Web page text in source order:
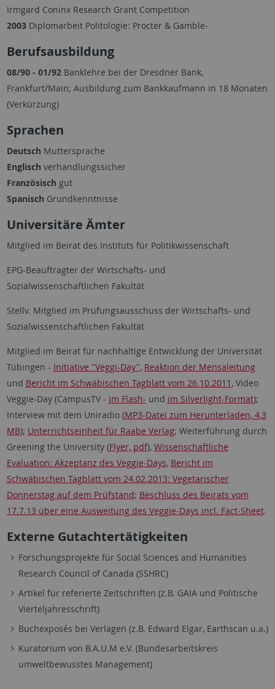
Irmgard Coninx Research Grant Competition
2003Diplomarbeit Politologie: Procter & Gamble-
Berufsausbildung
08/90 - 01/92Banklehre bei der Dresdner Bank,
Frankfurt/Main; Ausbildung zum Bankkaufmann in 18 Monaten
(Verkürzung)
Sprachen
Deutsch Muttersprache
Englisch verhandlungssicher
Französisch gut
Spanisch Grundkenntnisse
Universitäre Ämter
Mitglied im Beirat des Instituts für Politikwissenschaft
EPG-Beauftragter der Wirtschafts- und
Sozialwissenschaftlichen Fakultät
Stellv. Mitglied im Prüfungsausschuss der Wirtschafts- und
Sozialwissenschaftlichen Fakultät
Mitglied im Beirat für nachhaltige Entwicklung der Universität
Tübingen - Initiative "Veggi-Day", Reaktion der Mensaleitung
und Bericht im Schwäbischen Tagblatt vom 26.10.2011 , Video
Veggie-Day (CampusTV - im Flash- und im Silverlight-Format);
Interview mit dem Uniradio (MP3-Datei zum Herunterladen, 4,3
MB); Unterrichtseinheit für Raabe Verlag; Weiterführung durch
Greening the University (Flyer, pdf), Wissenschaftliche
Evaluation: Akzeptanz des Veggie-Days, Bericht im
Schwäbischen Tagblatt vom 24.02.2013: Vegetarischer
Donnerstag auf dem Prüfstand; Beschluss des Beirats vom
17.7.13 über eine Ausweitung des Veggie-Days incl. Fact-Sheet.
Externe Gutachtertätigkeiten
Forschungsprojekte für Social Sciences and Humanities
Research Council of Canada (SSHRC)
Artikel für referierte Zeitschriften (z.B. GAIA und Politische
Vierteljahresschrift)
Buchexposés bei Verlagen (z.B. Edward Elgar, Earthscan u.a.)
Kuratorium von B.A.U.M e.V. (Bundesarbeitskreis
umweltbewusstes Management)